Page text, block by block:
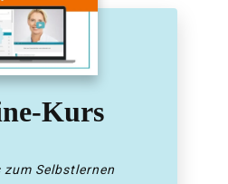
Kurs
zum Selbstlernen